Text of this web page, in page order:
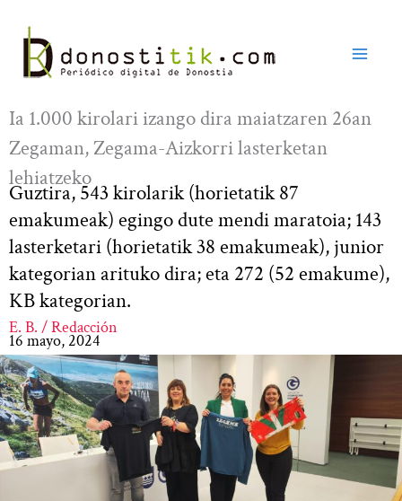
contenido
Ia 1.000 kirolari izango dira maiatzaren 26an
Zegaman, Zegama-Aizkorri lasterketan
lehiatzeko
Guztira, 543 kirolarik (horietatik 87
emakumeak) egingo dute mendi maratoia; 143
lasterketari (horietatik 38 emakumeak), junior
kategorian arituko dira; eta 272 (52 emakume),
KB kategorian.
E. B. / Redacción
16 mayo, 2024